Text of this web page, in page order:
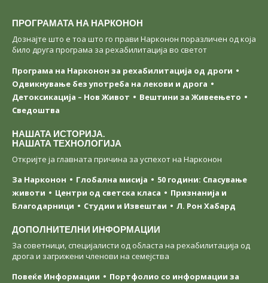
ПРОГРАМАТА НА НАРКОНОН
Дознајте што е тоа што го прави Нарконон поразличен од која
било друга програма за рехабилитација во светот
Програма на Нарконон за рехабилитација од дроги
Одвикнување без употреба на лекови и дрога
Детоксикација – Нов Живот
Вештини за Живеењетo
Сведоштва
НАШАТА ИСТОРИЈА.
НАШАТА ТЕХНОЛОГИЈА
Откријте ја главната причина за успехот на Нарконон
За Нарконон
Глобална мисија
50 години: Спасување
животи
Центри од светска класa
Признанија и
Благодарници
Студии и Извештаи Л. Рон Хабард
ДОПОЛНИТЕЛНИ ИНФОРМАЦИИ
За советници, специјалисти од областа на рехабилитација од
дрога и загрижени членови на семејства
Повеќе Информации
Портфолио со информации за